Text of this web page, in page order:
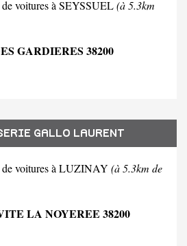
voitures à SEYSSUEL(à 5.3km
GARDIERES 38200
GALLO LAURENT
de voitures à LUZINAY (à 5.3km de
LA NOYEREE 38200